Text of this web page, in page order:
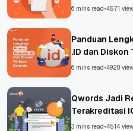
6 mins read•4571
Panduan
.ID dan Diskon
6 mins read•4928
Qwords Jadi
Terakreditasi
Untungnya?
3 mins read•4514